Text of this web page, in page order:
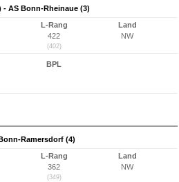
AS Bonn-Rheinaue (3)
L-Rang
422
(402)
Land
NW
BPL
Ramersdorf (4)
L-Rang
362
(349)
Land
NW